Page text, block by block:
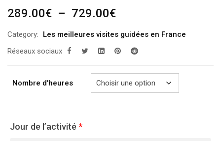
289.00€ – 729.00€Plage
prix :
289.00€
729.00€
Category:
Les meilleures visites guidées en France
Réseaux sociaux
Nombre d'heures
Jour de l’activité *